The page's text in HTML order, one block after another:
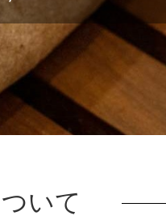
パン屋になった人達
パン辞典
よくある質問
いて